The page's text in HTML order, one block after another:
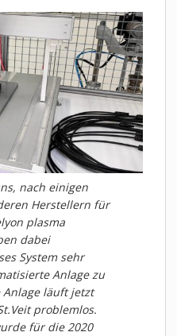
nach einigen
Herstellern für
plasma
dabei
System sehr
Anlage zu
läuft jetzt
problemlos.
für die 2020